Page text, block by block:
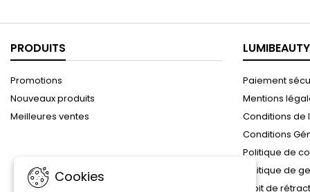
PRODUITS
Promotions
Nouveaux produits
Meilleures ventes
LUMIBEAUTY
Paiement
Mentions
Conditions de
Conditions
Politique de
Politique de
Droit de
Cookies